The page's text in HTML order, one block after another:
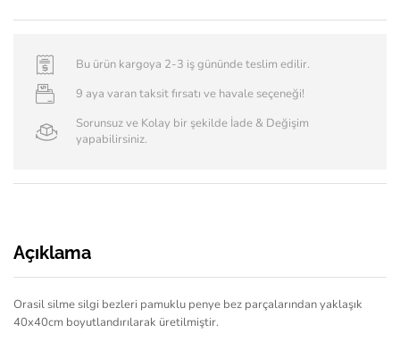
Bu ürün kargoya 2-3 iş gününde teslim edilir.
9 aya varan taksit fırsatı ve havale seçeneği!
Sorunsuz ve Kolay bir şekilde İade & Değişim
yapabilirsiniz.
Açıklama
Orasil silme silgi bezleri pamuklu penye bez parçalarından yaklaşık
40x40cm boyutlandırılarak üretilmiştir.